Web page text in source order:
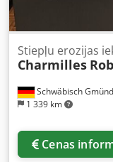
Schwäbisch Gmünd
1 339 km
Stiepļu erozijas
Charmilles
Cenas